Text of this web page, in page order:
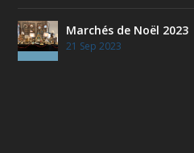
Marchés de Noël 2023
21 Sep 2023